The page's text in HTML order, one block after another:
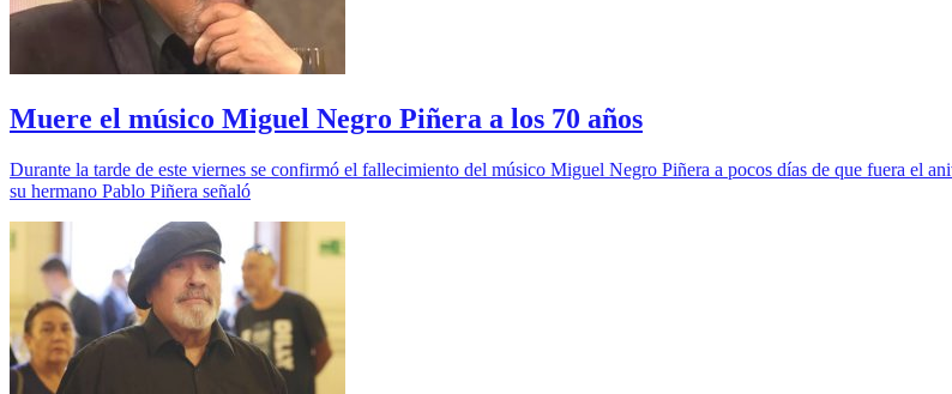
Muere el músico Miguel Negro Piñera a los 70 años
Durante la tarde de este viernes se confirmó el fallecimiento del músico Miguel Negro Piñera a pocos días de que fuera el
su hermano Pablo Piñera señaló